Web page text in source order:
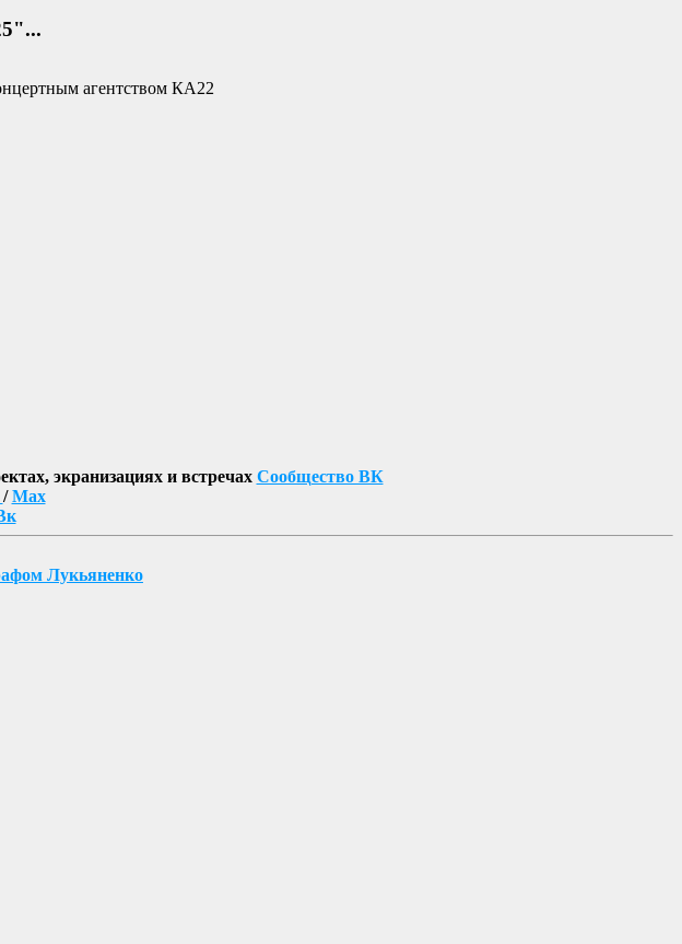
агентством КА22
экранизациях и встречах Сообщество ВК
/Max
Лукьяненко